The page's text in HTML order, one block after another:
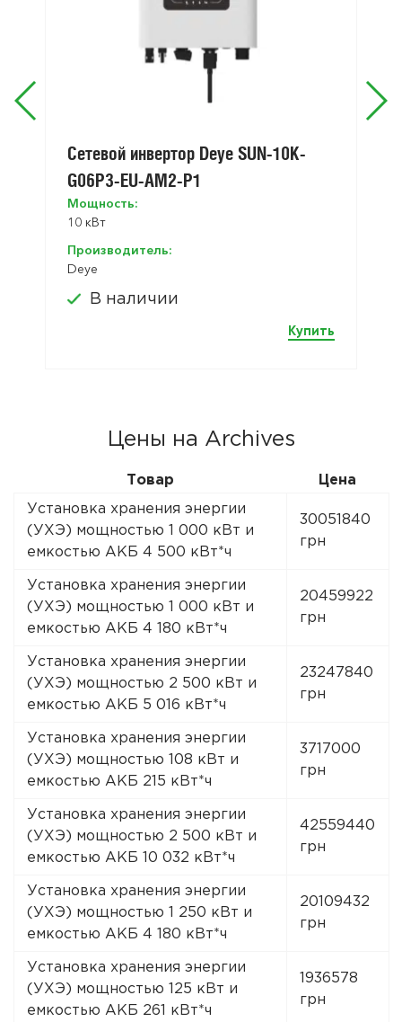
Сетевой инвертор Deye SUN-10K-
G06P3-EU-AM2-P1
Мощность:
10 кВт
Производитель:
Deye
В наличии
Купить
Цены на Archives
Товар Цена
Установка хранения энергии
(УХЭ) мощностью 1 000 кВт и
емкостью АКБ 4 500 кВт*ч
30051840
грн
Установка хранения энергии
(УХЭ) мощностью 1 000 кВт и
емкостью АКБ 4 180 кВт*ч
20459922
грн
Установка хранения энергии
(УХЭ) мощностью 2 500 кВт и
емкостью АКБ 5 016 кВт*ч
23247840
грн
Установка хранения энергии
(УХЭ) мощностью 108 кВт и
емкостью АКБ 215 кВт*ч
3717000
грн
Установка хранения энергии
(УХЭ) мощностью 2 500 кВт и
емкостью АКБ 10 032 кВт*ч
42559440
грн
Установка хранения энергии
(УХЭ) мощностью 1 250 кВт и
емкостью АКБ 4 180 кВт*ч
20109432
грн
Установка хранения энергии
(УХЭ) мощностью 125 кВт и
емкостью АКБ 261 кВт*ч
1936578
грн